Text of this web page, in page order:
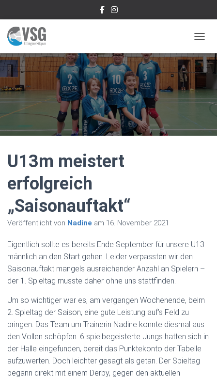
U13m meistert
erfolgreich
„Saisonauftakt“
Veröffentlicht von Nadine am 16. November 2021
Eigentlich sollte es bereits Ende September für unsere U13
männlich an den Start gehen. Leider verpassten wir den
Saisonauftakt mangels ausreichender Anzahl an Spielern –
der 1. Spieltag musste daher ohne uns stattfinden.
Um so wichtiger war es, am vergangen Wochenende, beim
2. Spieltag der Saison, eine gute Leistung auf’s Feld zu
bringen. Das Team um Trainerin Nadine konnte diesmal aus
den Vollen schöpfen. 6 spielbegeisterte Jungs hatten sich in
der Halle eingefunden, bereit das Punktekonto der Tabelle
aufzuwerten. Doch leichter gesagt als getan. Der Spieltag
begann direkt mit einem Derby, gegen den aktuellen